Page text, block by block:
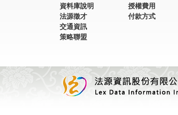
資料庫說明
法源徵才
交通資訊
策略聯盟
授權費用
付款方式